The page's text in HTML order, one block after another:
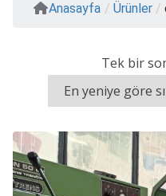
Anasayfa / Ürünler /
Tek bir